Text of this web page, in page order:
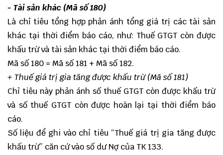
- Tài sản khác (Mã số 180)
Là chỉ tiêu tổng hợp phản ánh tổng giá trị các tài sản
khác tại thời điểm báo cáo, như: Thuế GTGT còn được
khấu trừ và tài sản khác tại thời điểm báo cáo.
Mã số 180 = Mã số 181 + Mã số 182.
+ Thuế giá trị gia tăng được khấu trừ (Mã số 181)
Chỉ tiêu này phản ánh số thuế GTGT còn được khấu trừ
và số thuế GTGT còn được hoàn lại tại thời điểm báo
cáo.
Số liệu để ghi vào chỉ tiêu “Thuế giá trị gia tăng được
khấu trừ” căn cứ vào số dư Nợ của TK 133.